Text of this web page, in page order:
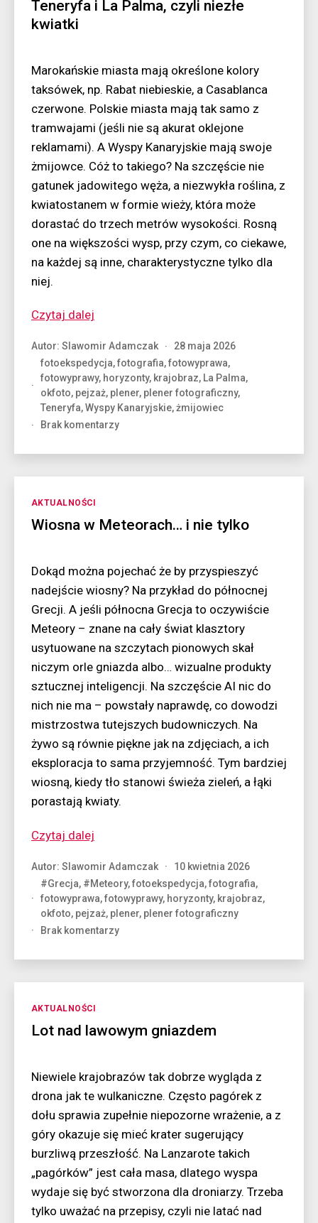
Teneryfa i La Palma, czyli niezłe
kwiatki
Marokańskie miasta mają określone kolory
taksówek, np. Rabat niebieskie, a Casablanca
czerwone. Polskie miasta mają tak samo z
tramwajami (jeśli nie są akurat oklejone
reklamami). A Wyspy Kanaryjskie mają swoje
żmijowce. Cóż to takiego? Na szczęście nie
gatunek jadowitego węża, a niezwykła roślina, z
kwiatostanem w formie wieży, która może
dorastać do trzech metrów wysokości. Rosną
one na większości wysp, przy czym, co ciekawe,
na każdej są inne, charakterystyczne tylko dla
niej.
Czytaj dalej
La
Palma,
czyli
niezłe
kwiatki”
Autor: Slawomir Adamczak
28 maja 2026
fotoekspedycja,fotografia,fotowyprawa,
fotowyprawy, horyzonty, krajobraz, La Palma,
okfoto, pejzaż, plener, plener fotograficzny,
Teneryfa,Wyspy Kanaryjskie,żmijowiec
Brak komentarzydo
i
kwiatki
Kategorie
AKTUALNOŚCI
Wiosna w Meteorach… i nie tylko
Dokąd można pojechać że by przyspieszyć
nadejście wiosny? Na przykład do północnej
Grecji. A jeśli północna Grecja to oczywiście
Meteory – znane na cały świat klasztory
usytuowane na szczytach pionowych skał
niczym orle gniazda albo… wizualne produkty
sztucznej inteligencji. Na szczęście AI nic do
nich nie ma – powstały naprawdę, co dowodzi
mistrzostwa tutejszych budowniczych. Na
żywo są równie piękne jak na zdjęciach, a ich
eksploracja to sama przyjemność. Tym bardziej
wiosną, kiedy tło stanowi świeża zieleń, a łąki
porastają kwiaty.
Czytaj dalej
Meteorach…
i
nie
tylko”
Autor: Slawomir Adamczak
10 kwietnia 2026
#Grecja, #Meteory,fotoekspedycja,fotografia,
fotowyprawa,fotowyprawy, horyzonty, krajobraz,
okfoto, pejzaż, plener, plener fotograficzny
Brak komentarzydo
w
Kategorie
AKTUALNOŚCI
Lot nad lawowym gniazdem
Niewiele krajobrazów tak dobrze wygląda z
drona jak te wulkaniczne. Często pagórek z
dołu sprawia zupełnie niepozorne wrażenie, a z
góry okazuje się mieć krater sugerujący
burzliwą przeszłość. Na Lanzarote takich
„pagórków” jest cała masa, dlatego wyspa
wydaje się być stworzona dla droniarzy. Trzeba
tylko uważać na przepisy, czyli nie latać nad